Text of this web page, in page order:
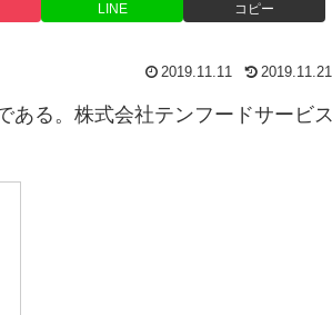
LINE コピー
2019.11.11 2019.11.21
ある。株式会社テンフードサービス